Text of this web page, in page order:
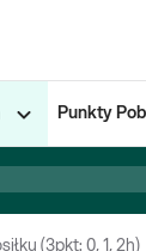
Punkty
(3pkt: 0, 1, 2h)